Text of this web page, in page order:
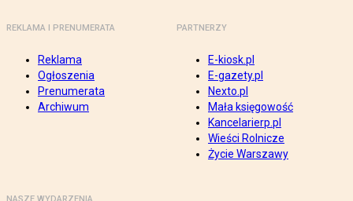
REKLAMA I PRENUMERATA
Reklama
Ogłoszenia
Prenumerata
Archiwum
PARTNERZY
E-kiosk.pl
E-gazety.pl
Nexto.pl
Mała księgowość
Kancelarierp.pl
Wieści Rolnicze
Życie Warszawy